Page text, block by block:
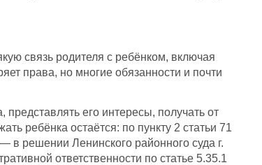
связь родителя с ребёнком, включая
права, но многие обязанности и почти
его интересы, получать от
ребёнка остаётся: по пункту 2 статьи 71
решении Ленинского районного суда г.
ответственности по статье 5.35.1